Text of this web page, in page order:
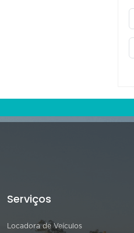
Serviços
Locadora de Veículos